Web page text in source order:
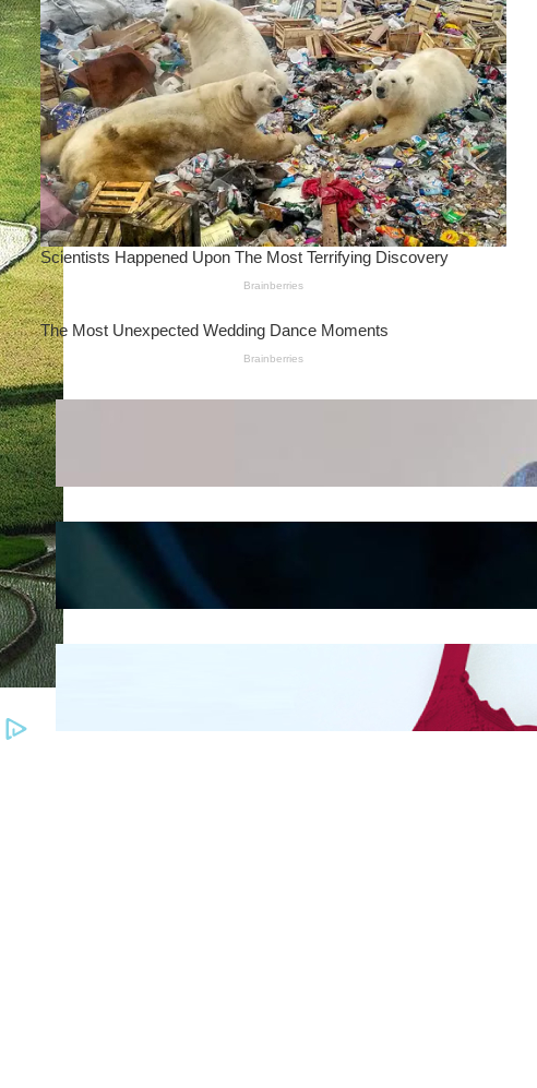
Wanita Pamer Pakaian
Kepribadian
Mengintip Kepribadian
Wanita Dari Warna Bra